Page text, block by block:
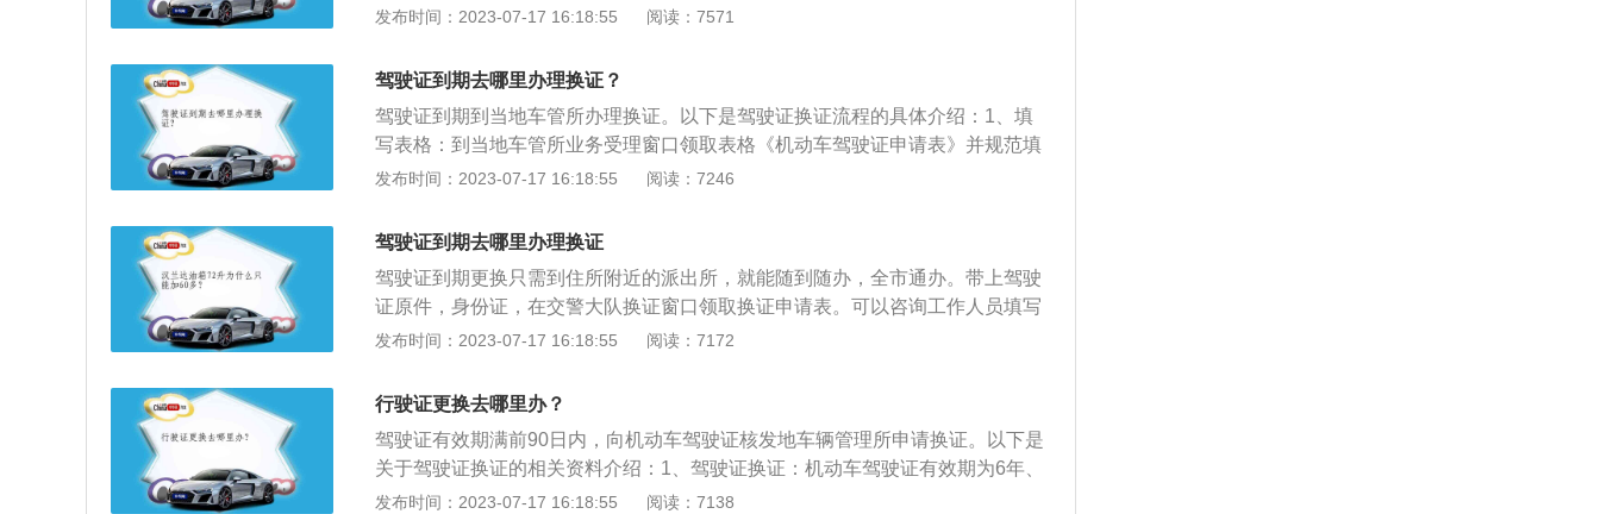
2、对于选择自取的，需自行前往自取服务网点现场领取新驾驶证。
换证，交管部门依法予以注销。其中，逾期不足三年的，驾驶人须通过重考并通
注销，驾驶人再想开车必须重考驾驶证。换证流程：机动车驾驶人持所需材料，
向机动车驾驶证核发地车辆管理所申请换证，车辆管理所在审核合格后1个工作
日内办理换证手续。换证材料：携带两张身份证复印件、两张1寸免冠彩色近照
及身份证原件、原驾驶证、县级或县级以上医院的体检证明（也可在车管所免费
体检）。
发布时间：2023-07-17 16:18:55 阅读：7571
驾驶证到期去哪里办理换证？
驾驶证到期到当地车管所办理换证。以下是驾驶证换证流程的具体介绍：1、填
写表格：到当地车管所业务受理窗口领取表格《机动车驾驶证申请表》并规范填
写。2、提交资料：到当地车管所受理窗口提交所需的资料和填写的《机动车驾
本费：持驾管业务受理凭证在POS机或到建行各网点缴纳工本费。4、领取证
件：受理时长三个工作日，领证时需要资料驾管业务受理凭证，原驾驶证以及领
取人身份证明。
发布时间：2023-07-17 16:18:55 阅读：7246
驾驶证到期去哪里办理换证
驾驶证到期更换只需到住所附近的派出所，就能随到随办，全市通办。带上驾驶
证原件，身份证，在交警大队换证窗口领取换证申请表。可以咨询工作人员填写
资料。以下是相关资料：1、换证时间：换证时间只能提前，没有正当理由不能
应尽快办理，如果推迟，则要进行罚款处罚。2、注意事项：驾驶证换证有一个
最迟期限，可以在期满前九十日内前去办理，错过后仍可正常换证，期限是过期
不到一年；如果过期一年以上三年以内，驾照会被注销，不过可以通过科目一考
试来正常办理换证；过期三年以上，驾照作废无法换证。
发布时间：2023-07-17 16:18:55 阅读：7172
行驶证更换去哪里办？
驾驶证有效期满前90日内，向机动车驾驶证核发地车辆管理所申请换证。以下是
关于驾驶证换证的相关资料介绍：1、驾驶证换证：机动车驾驶证有效期为6年、
10年、长期。驾驶证有效期满前90日内，向机动车驾驶证核发地车辆管理所申请
发布时间：2023-07-17 16:18:55 阅读：7138